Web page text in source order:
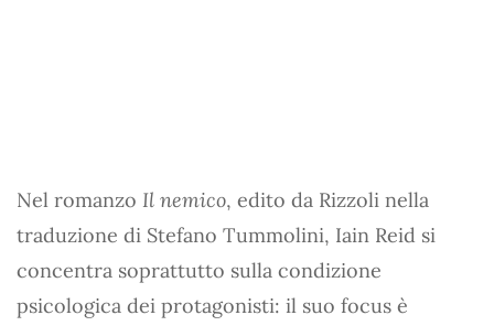
Nel romanzo Il nemico, edito da Rizzoli nella
traduzione di Stefano Tummolini, Iain Reid si
concentra soprattutto sulla condizione
psicologica dei protagonisti: il suo focus è